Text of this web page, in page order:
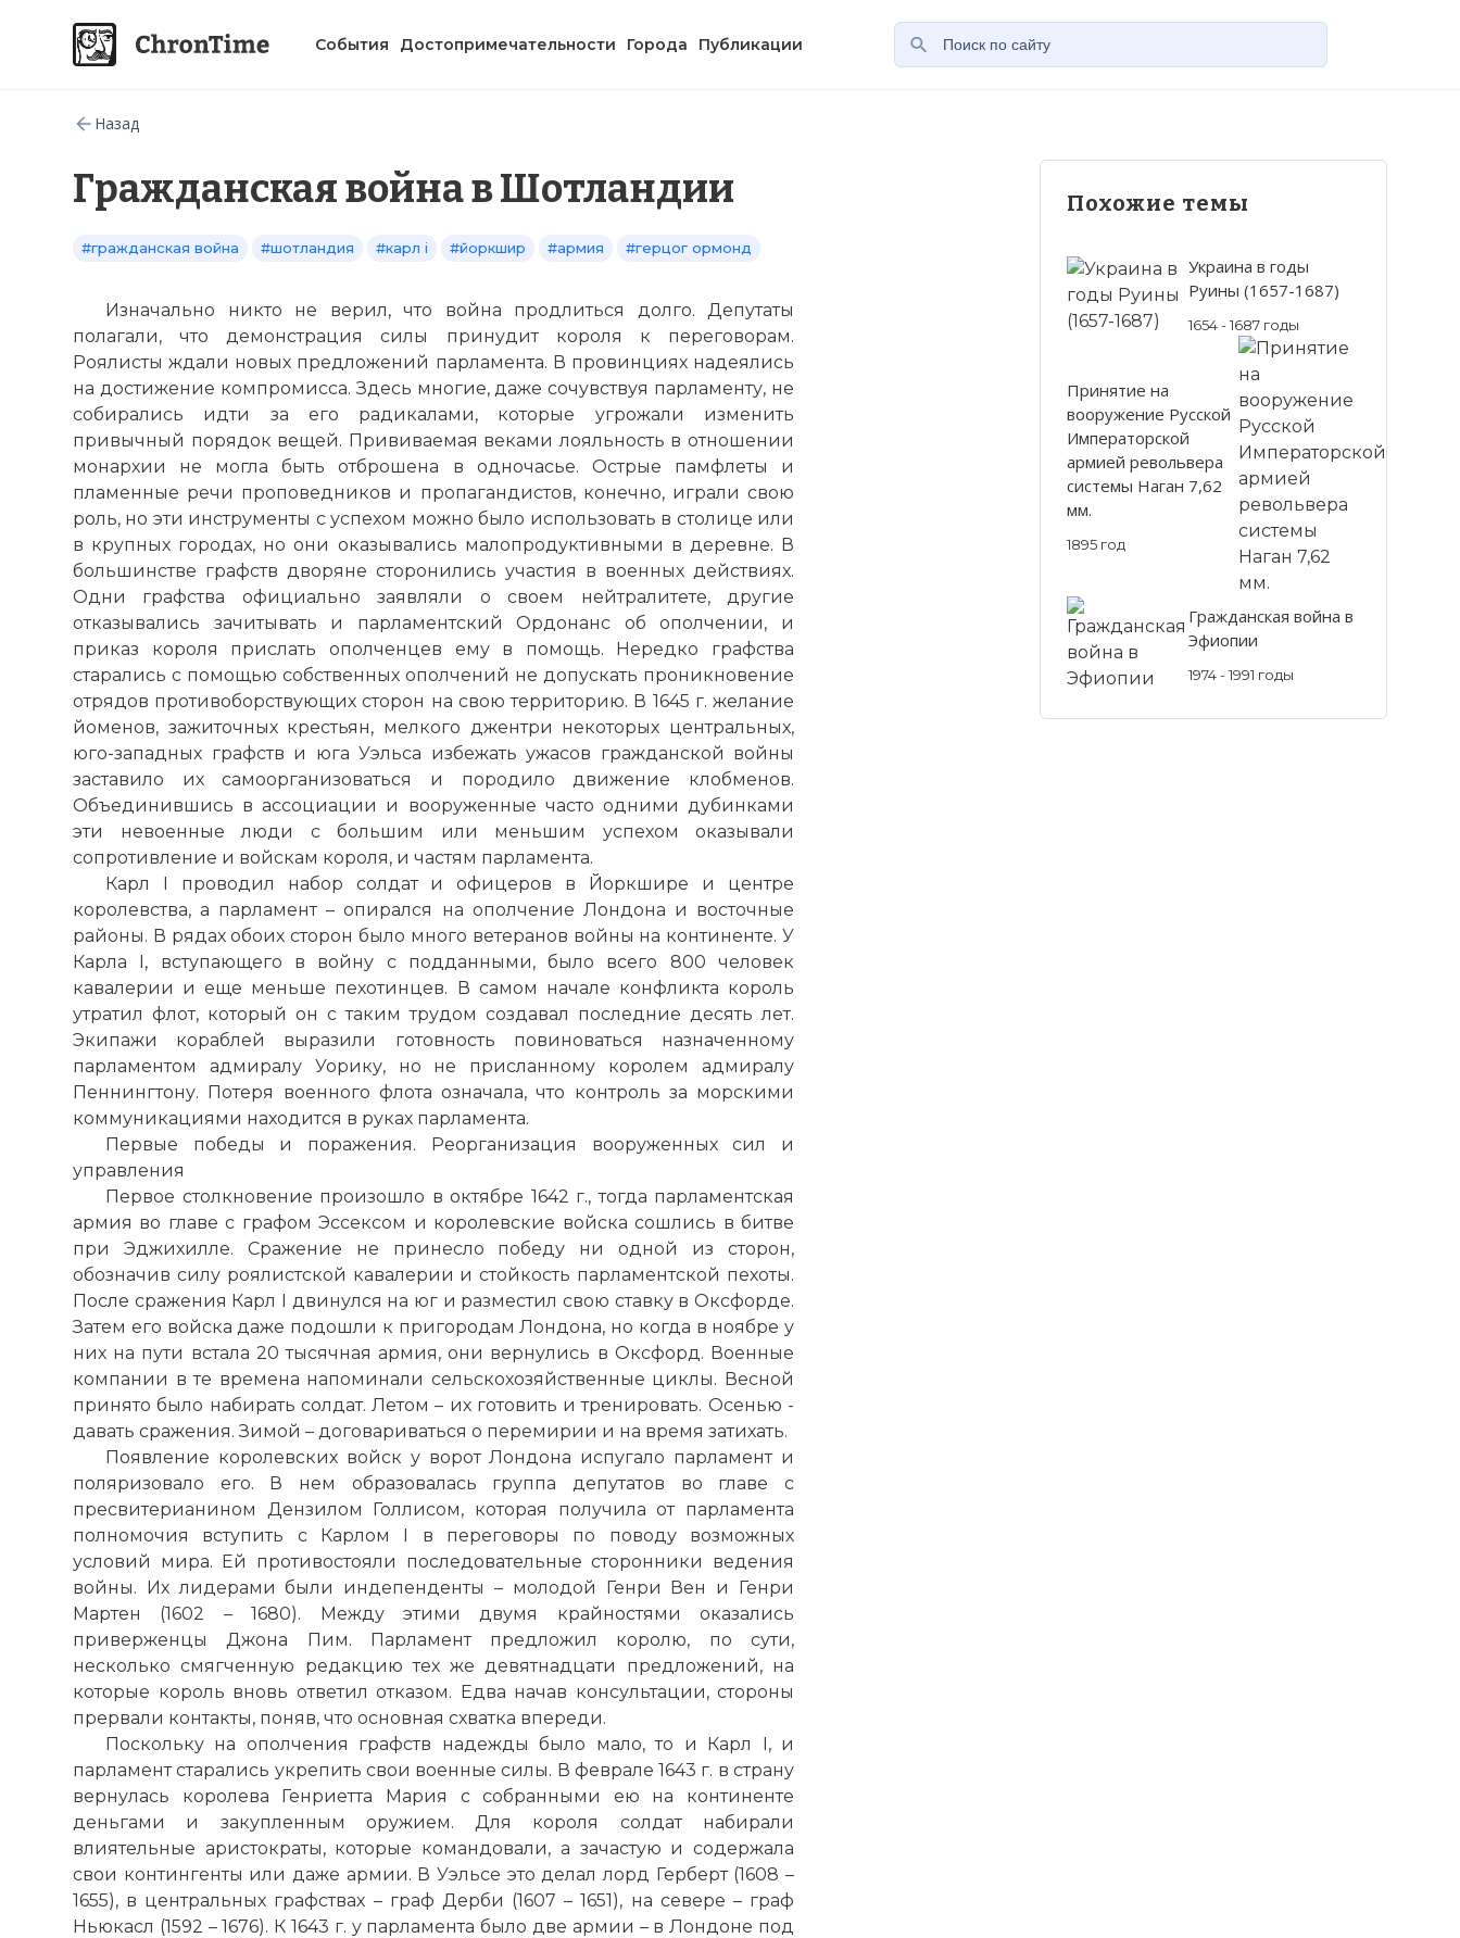
События Достопримечательности Города Публикации
Назад
Гражданская война в Шотландии
#гражданская война #шотландия #карл i #йоркшир #армия #герцог ормонд
Изначально никто не верил, что война продлиться долго. Депутаты
полагали, что демонстрация силы принудит короля к переговорам.
Роялисты ждали новых предложений парламента. В провинциях надеялись
на достижение компромисса. Здесь многие, даже сочувствуя парламенту, не
собирались идти за его радикалами, которые угрожали изменить
привычный порядок вещей. Прививаемая веками лояльность в отношении
монархии не могла быть отброшена в одночасье. Острые памфлеты и
пламенные речи проповедников и пропагандистов, конечно, играли свою
роль, но эти инструменты с успехом можно было использовать в столице или
в крупных городах, но они оказывались малопродуктивными в деревне. В
большинстве графств дворяне сторонились участия в военных действиях.
Одни графства официально заявляли о своем нейтралитете, другие
отказывались зачитывать и парламентский Ордонанс об ополчении, и
приказ короля прислать ополченцев ему в помощь. Нередко графства
старались с помощью собственных ополчений не допускать проникновение
отрядов противоборствующих сторон на свою территорию. В 1645 г. желание
йоменов, зажиточных крестьян, мелкого джентри некоторых центральных,
юго-западных графств и юга Уэльса избежать ужасов гражданской войны
заставило их самоорганизоваться и породило движение клобменов.
Объединившись в ассоциации и вооруженные часто одними дубинками
эти невоенные люди с большим или меньшим успехом оказывали
сопротивление и войскам короля, и частям парламента.
Карл I проводил набор солдат и офицеров в Йоркшире и центре
королевства, а парламент – опирался на ополчение Лондона и восточные
районы. В рядах обоих сторон было много ветеранов войны на континенте. У
Карла I, вступающего в войну с подданными, было всего 800 человек
кавалерии и еще меньше пехотинцев. В самом начале конфликта король
утратил флот, который он с таким трудом создавал последние десять лет.
Экипажи кораблей выразили готовность повиноваться назначенному
парламентом адмиралу Уорику, но не присланному королем адмиралу
Пеннингтону. Потеря военного флота означала, что контроль за морскими
коммуникациями находится в руках парламента.
Первые победы и поражения. Реорганизация вооруженных сил и
управления
Первое столкновение произошло в октябре 1642 г., тогда парламентская
армия во главе с графом Эссексом и королевские войска сошлись в битве
при Эджихилле. Сражение не принесло победу ни одной из сторон,
обозначив силу роялистской кавалерии и стойкость парламентской пехоты.
После сражения Карл I двинулся на юг и разместил свою ставку в Оксфорде.
Затем его войска даже подошли к пригородам Лондона, но когда в ноябре у
них на пути встала 20 тысячная армия, они вернулись в Оксфорд. Военные
компании в те времена напоминали сельскохозяйственные циклы. Весной
принято было набирать солдат. Летом – их готовить и тренировать. Осенью -
давать сражения. Зимой – договариваться о перемирии и на время затихать.
Появление королевских войск у ворот Лондона испугало парламент и
поляризовало его. В нем образовалась группа депутатов во главе с
пресвитерианином Дензилом Голлисом, которая получила от парламента
полномочия вступить с Карлом I в переговоры по поводу возможных
условий мира. Ей противостояли последовательные сторонники ведения
войны. Их лидерами были индепенденты – молодой Генри Вен и Генри
Мартен (1602 – 1680). Между этими двумя крайностями оказались
приверженцы Джона Пим. Парламент предложил королю, по сути,
несколько смягченную редакцию тех же девятнадцати предложений, на
которые король вновь ответил отказом. Едва начав консультации, стороны
прервали контакты, поняв, что основная схватка впереди.
Поскольку на ополчения графств надежды было мало, то и Карл I, и
парламент старались укрепить свои военные силы. В феврале 1643 г. в страну
вернулась королева Генриетта Мария с собранными ею на континенте
деньгами и закупленным оружием. Для короля солдат набирали
влиятельные аристократы, которые командовали, а зачастую и содержала
свои контингенты или даже армии. В Уэльсе это делал лорд Герберт (1608 –
1655), в центральных графствах – граф Дерби (1607 – 1651), на севере – граф
Ньюкасл (1592 – 1676). К 1643 г. у парламента было две армии – в Лондоне под
Похожие темы
Украина в годы
Руины (1657-1687)
1654 - 1687 годы
Принятие на
вооружение Русской
Императорской
армией револьвера
системы Наган 7,62
мм.
1895 год
Гражданская война в
Эфиопии
1974 - 1991 годы